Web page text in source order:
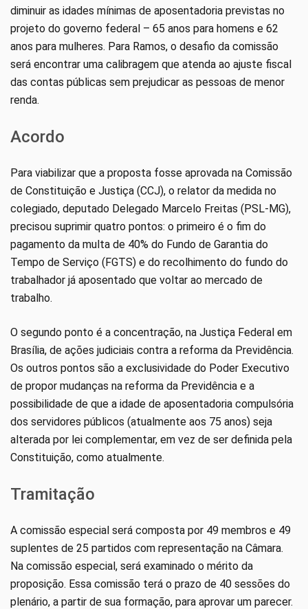
diminuir as idades mínimas de aposentadoria previstas no
projeto do governo federal – 65 anos para homens e 62
anos para mulheres. Para Ramos, o desafio da comissão
será encontrar uma calibragem que atenda ao ajuste fiscal
das contas públicas sem prejudicar as pessoas de menor
renda.
Acordo
Para viabilizar que a proposta fosse aprovada na Comissão
de Constituição e Justiça (CCJ), o relator da medida no
colegiado, deputado Delegado Marcelo Freitas (PSL-MG),
precisou suprimir quatro pontos: o primeiro é o fim do
pagamento da multa de 40% do Fundo de Garantia do
Tempo de Serviço (FGTS) e do recolhimento do fundo do
trabalhador já aposentado que voltar ao mercado de
trabalho.
O segundo ponto é a concentração, na Justiça Federal em
Brasília, de ações judiciais contra a reforma da Previdência.
Os outros pontos são a exclusividade do Poder Executivo
de propor mudanças na reforma da Previdência e a
possibilidade de que a idade de aposentadoria compulsória
dos servidores públicos (atualmente aos 75 anos) seja
alterada por lei complementar, em vez de ser definida pela
Constituição, como atualmente.
Tramitação
A comissão especial será composta por 49 membros e 49
suplentes de 25 partidos com representação na Câmara.
Na comissão especial, será examinado o mérito da
proposição. Essa comissão terá o prazo de 40 sessões do
plenário, a partir de sua formação, para aprovar um parecer.